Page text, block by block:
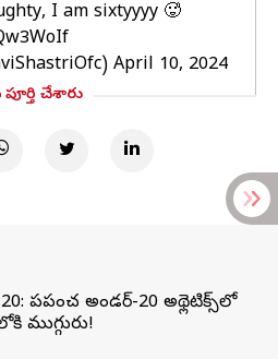
I am sixtyyyy 🥵
April 10, 2024
పూర్తి చేశారు
ప్రపంచ అండర్-20 అథ్లెటిక్స్‌లో
ముగ్గురు!